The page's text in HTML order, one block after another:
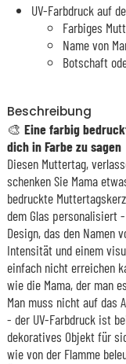
UV-Farbdruck auf
Farbiges
Name von
Botschaft
Beschreibung
🎨 Eine farbig
dich in Farbe zu sagen
Diesen Muttertag,
schenken Sie Mama
bedruckte
dem Glas personalisiert
Design, das den Namen
Intensität und einem
einfach nicht erreichen
wie die Mama, der man
Man muss nicht auf das
- der UV-Farbdruck ist
dekoratives Objekt für
wie von der Flamme